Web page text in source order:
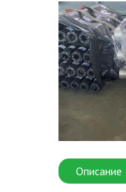
Описание